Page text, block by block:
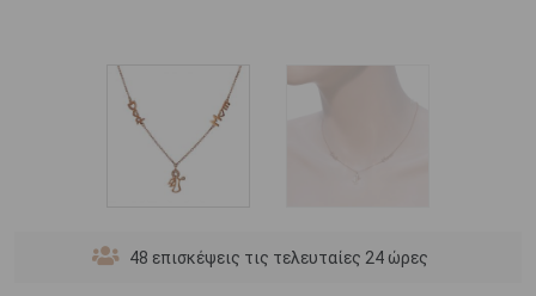
48 επισκέψεις τις τελευταίες 24 ώρες